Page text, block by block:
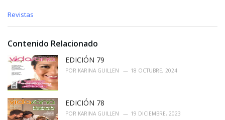
C
e
o
e
:
Revistas
Contenido Relacionado
EDICIÓN 79
POR KARINA GUILLEN 18 OCTUBRE, 2024
EDICIÓN 78
POR KARINA GUILLEN 19 DICIEMBRE, 2023